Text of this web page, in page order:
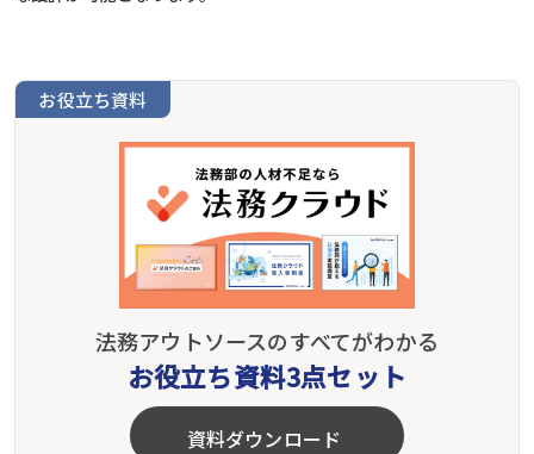
お役立ち資料
法務アウトソースのすべてがわかる
お役立ち資料3点セット
資料ダウンロード